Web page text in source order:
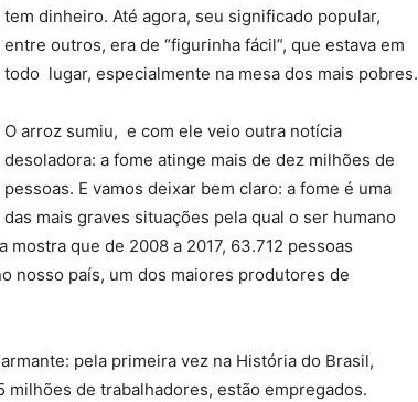
tem dinheiro. Até agora, seu significado popular,
entre outros, era de “figurinha fácil”, que estava em
todo lugar, especialmente na mesa dos mais pobres.
O arroz sumiu, e com ele veio outra notícia
desoladora: a fome atinge mais de dez milhões de
pessoas. E vamos deixar bem claro: a fome é uma
das mais graves situações pela qual o ser humano
mostra que de 2008 a 2017, 63.712 pessoas
nosso país, um dos maiores produtores de
pela primeira vez na História do Brasil,
milhões de trabalhadores, estão empregados.